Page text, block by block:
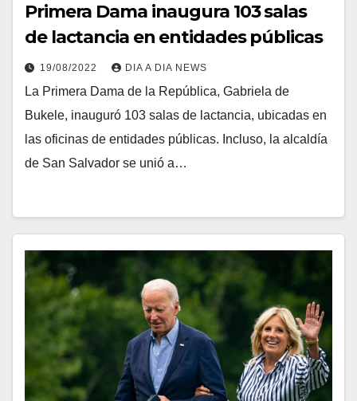
Primera Dama inaugura 103 salas
de lactancia en entidades públicas
19/08/2022 DIA A DIA NEWS
La Primera Dama de la República, Gabriela de
Bukele, inauguró 103 salas de lactancia, ubicadas en
las oficinas de entidades públicas. Incluso, la alcaldía
de San Salvador se unió a…